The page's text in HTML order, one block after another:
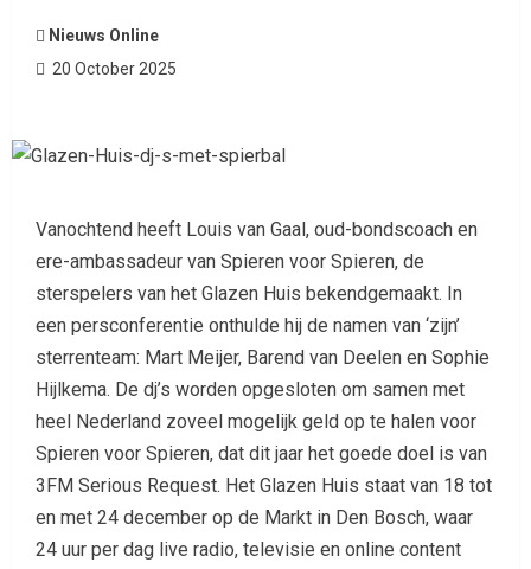
Nieuws Online
20 October 2025
Vanochtend heeft Louis van Gaal, oud-bondscoach en
ere-ambassadeur van Spieren voor Spieren, de
sterspelers van het Glazen Huis bekendgemaakt. In
een persconferentie onthulde hij de namen van ‘zijn’
sterrenteam: Mart Meijer, Barend van Deelen en Sophie
Hijlkema. De dj’s worden opgesloten om samen met
heel Nederland zoveel mogelijk geld op te halen voor
Spieren voor Spieren, dat dit jaar het goede doel is van
3FM Serious Request. Het Glazen Huis staat van 18 tot
en met 24 december op de Markt in Den Bosch, waar
24 uur per dag live radio, televisie en online content